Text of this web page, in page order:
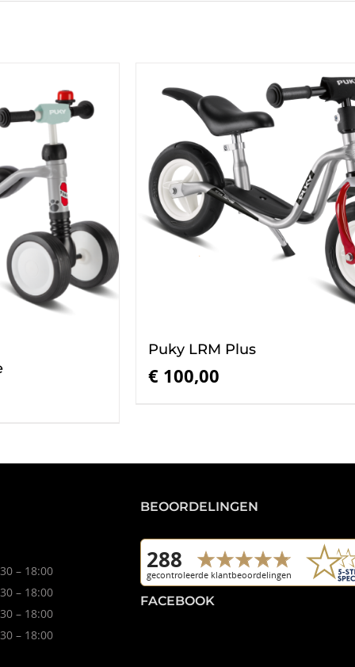
Puky LRM Plus
€100,00
– 18:00
– 18:00
– 18:00
– 18:00
BEOORDELINGEN
FACEBOOK